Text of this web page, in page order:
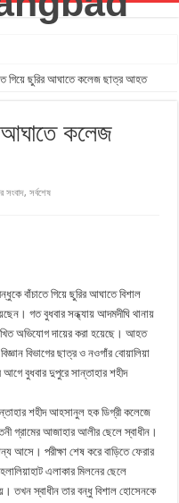
মিল্টন
ও দোয়া মাহফিল
প্রাণ প্রবাসীর মৃত্যুর ঘটনায় ধুনট থানার
গিয়ে ছুরির আঘাতে কলেজ ছাত্র আহত
আঘাতে কলেজ
সংবাদ,সর্বশেষ
বাঁচাতে গিয়ে ছুরির আঘাতে বিশাল
গত বুধবার সন্ধ্যায় আদমদীঘি থানায়
অভিযোগ দায়ের করা হয়েছে। আহত
বিভাগের ছাত্র ও নওগাঁর বোয়ালিয়া
বুধবার দুপুরে সান্তাহার শহীদ
শহীদ আহসানুল হক ডিগ্রী কলেজে
গ্রামের আজাহার আলীর ছেলে স্বাধীন।
আসে। পরীক্ষা শেষ করে বাড়িতে ফেরার
এলাকার মিলনের ছেলে
তখন স্বাধীন তার বন্ধু বিশাল হোসেনকে